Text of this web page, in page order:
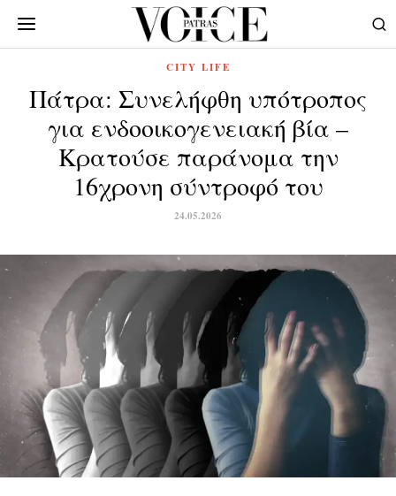
CITY LIFE
Πάτρα: Συνελήφθη υπότροπος
για ενδοοικογενειακή βία –
Κρατούσε παράνομα την
16χρονη σύντροφό του
24.05.2026